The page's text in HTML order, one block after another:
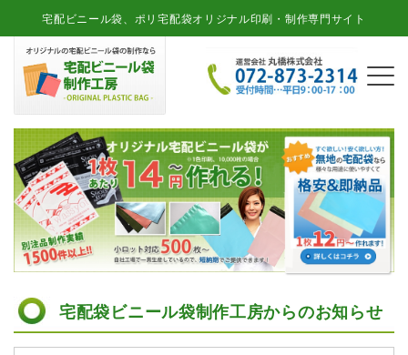
宅配ビニール袋、ポリ宅配袋オリジナル印刷・制作専門サイト
宅配袋ビニール袋制作工房からのお知らせ